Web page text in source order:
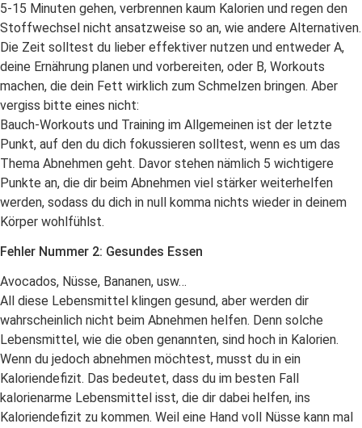
5-15 Minuten gehen, verbrennen kaum Kalorien und regen den
Stoffwechsel nicht ansatzweise so an, wie andere Alternativen.
Die Zeit solltest du lieber effektiver nutzen und entweder A,
deine Ernährung planen und vorbereiten, oder B, Workouts
machen, die dein Fett wirklich zum Schmelzen bringen. Aber
vergiss bitte eines nicht:
Bauch-Workouts und Training im Allgemeinen ist der letzte
Punkt, auf den du dich fokussieren solltest, wenn es um das
Thema Abnehmen geht. Davor stehen nämlich 5 wichtigere
Punkte an, die dir beim Abnehmen viel stärker weiterhelfen
werden, sodass du dich in null komma nichts wieder in deinem
Körper wohlfühlst.
Fehler Nummer 2: Gesundes Essen
Avocados, Nüsse, Bananen, usw…
All diese Lebensmittel klingen gesund, aber werden dir
wahrscheinlich nicht beim Abnehmen helfen. Denn solche
Lebensmittel, wie die oben genannten, sind hoch in Kalorien.
Wenn du jedoch abnehmen möchtest, musst du in ein
Kaloriendefizit. Das bedeutet, dass du im besten Fall
kalorienarme Lebensmittel isst, die dir dabei helfen, ins
Kaloriendefizit zu kommen. Weil eine Hand voll Nüsse kann mal